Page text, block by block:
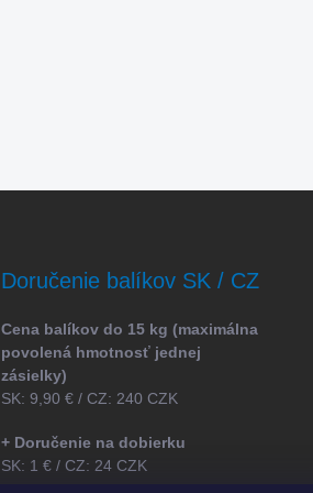
Doručenie balíkov SK / CZ
Cena balíkov do 15 kg (maximálna
povolená hmotnosť jednej
zásielky)
SK: 9,90 € / CZ: 240 CZK
+ Doručenie na dobierku
SK: 1 € / CZ: 24 CZK